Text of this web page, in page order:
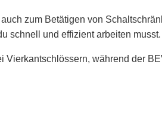
zum Betätigen von
schnell und effizient arbeiten musst.
während der